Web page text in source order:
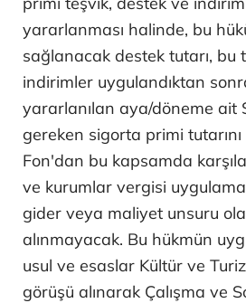
yararlanması halinde, bu
sağlanacak destek tutarı, bu
indirimler uygulandıktan
yararlanılan aya/döneme ait
gereken sigorta primi
Fon'dan bu kapsamda
ve kurumlar vergisi
gider veya maliyet unsuru
alınmayacak. Bu hükmün
usul ve esaslar Kültür ve
görüşü alınarak Çalışma ve